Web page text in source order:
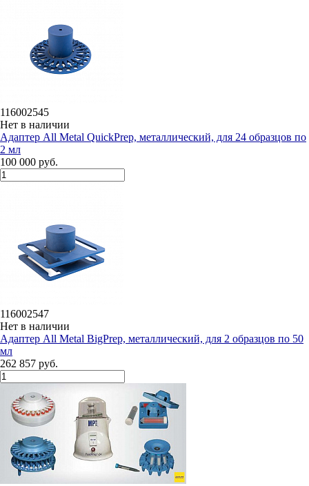
116002545
Нет в наличии
Адаптер All Metal QuickPrep, металлический, для 24 образцов по
2 мл
100 000 руб.
116002547
Нет в наличии
Адаптер All Metal BigPrep, металлический, для 2 образцов по 50
мл
262 857 руб.